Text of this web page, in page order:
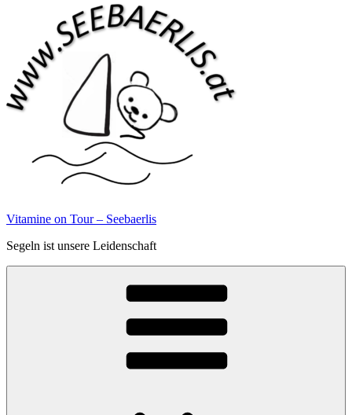
Vitamine on Tour – Seebaerlis
Segeln ist unsere Leidenschaft